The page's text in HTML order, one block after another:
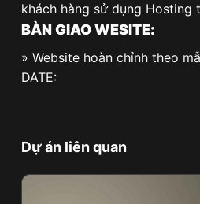
khách hàng sử dụng
BÀN GIAO WESITE:
» Website hoàn chỉnh theo
DATE:
Dự án liên quan